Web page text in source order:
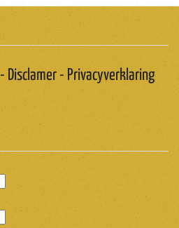
Disclamer - Privacyverklaring